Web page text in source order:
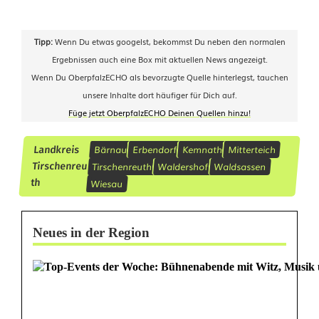
s
t
a
Tipp:Wenn Du etwas googelst, bekommst Du neben den normalen
Ergebnissen auch eine Box mit aktuellen News angezeigt.
Wenn Du OberpfalzECHO als bevorzugte Quelle hinterlegst, tauchen
unsere Inhalte dort häufiger für Dich auf.
Füge jetzt OberpfalzECHO Deinen Quellen hinzu!
Landkreis
Tirschenreu
th
Bärnau Erbendorf Kemnath Mitterteich
Tirschenreuth Waldershof Waldsassen
Wiesau
Neues in der Region